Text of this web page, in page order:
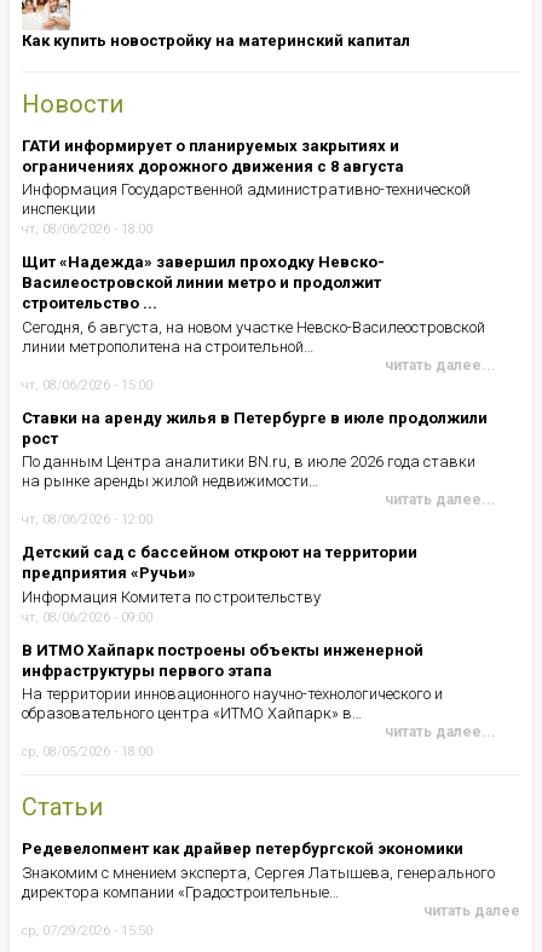
Как купить новостройку на материнский капитал
Новости
ГАТИ информирует о планируемых закрытиях и
ограничениях дорожного движения с 8 августа
Информация Государственной административно-технической
инспекции
чт, 08/06/2026 - 18:00
Щит «Надежда» завершил проходку Невско-
Василеостровской линии метро и продолжит
строительство ...
Сегодня, 6 августа, на новом участке Невско-Василеостровской
линии метрополитена на строительной…
читать далее...
чт, 08/06/2026 - 15:00
Ставки на аренду жилья в Петербурге в июле продолжили
рост
По данным Центра аналитики BN.ru, в июле 2026 года ставки
на рынке аренды жилой недвижимости…
читать далее...
чт, 08/06/2026 - 12:00
Детский сад с бассейном откроют на территории
предприятия «Ручьи»
Информация Комитета по строительству
чт, 08/06/2026 - 09:00
В ИТМО Хайпарк построены объекты инженерной
инфраструктуры первого этапа
На территории инновационного научно-технологического и
образовательного центра «ИТМО Хайпарк» в…
читать далее...
ср, 08/05/2026 - 18:00
Статьи
Редевелопмент как драйвер петербургской экономики
Знакомим с мнением эксперта, Сергея Латышева, генерального
директора компании «Градостроительные…
читать далее
ср, 07/29/2026 - 15:50